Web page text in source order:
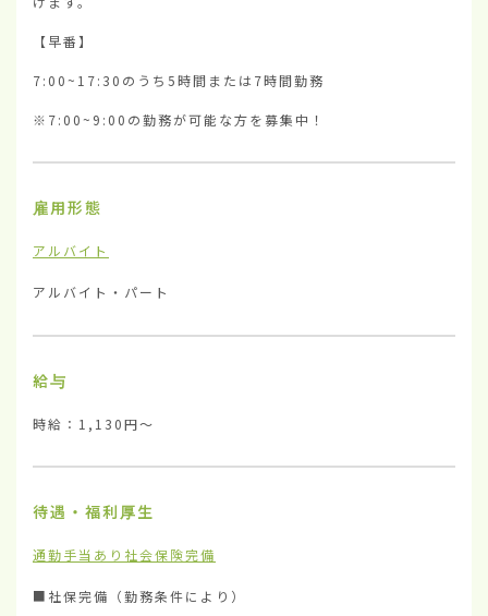
【早番】
7:00~17:30のうち5時間または7時間勤務
※7:00~9:00の勤務が可能な方を募集中！
雇用形態
アルバイト
アルバイト・パート
給与
時給：1,130円〜
待遇・福利厚生
通勤手当あり 社会保険完備
■社保完備（勤務条件により）